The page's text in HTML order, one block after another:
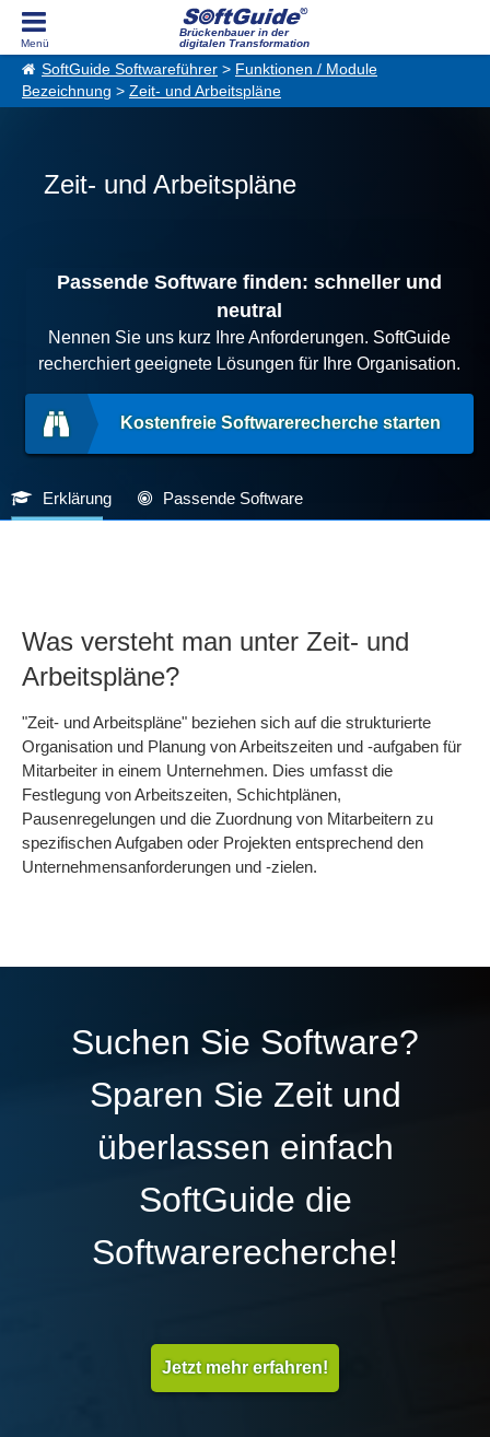
Brückenbauer in der
digitalen Transformation
SoftGuide Softwareführer > Funktionen / Module
Bezeichnung > Zeit- und Arbeitspläne
Zeit- und Arbeitspläne
Passende Software finden: schneller und
neutral
Nennen Sie uns kurz Ihre Anforderungen. SoftGuide
recherchiert geeignete Lösungen für Ihre Organisation.
Kostenfreie Softwarerecherche starten
Erklärung Passende Software
Was versteht man unter Zeit- und
Arbeitspläne?
"Zeit- und Arbeitspläne" beziehen sich auf die strukturierte
Organisation und Planung von Arbeitszeiten und -aufgaben für
Mitarbeiter in einem Unternehmen. Dies umfasst die
Festlegung von Arbeitszeiten, Schichtplänen,
Pausenregelungen und die Zuordnung von Mitarbeitern zu
spezifischen Aufgaben oder Projekten entsprechend den
Unternehmensanforderungen und -zielen.
Suchen Sie Software?
Sparen Sie Zeit und
überlassen einfach
SoftGuide die
Softwarerecherche!
Jetzt mehr erfahren!